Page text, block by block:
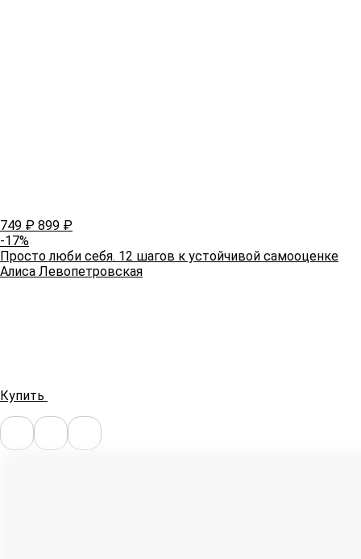
749 ₽ 899 ₽
-17%
Просто люби себя. 12 шагов к устойчивой самооценке
Алиса Левопетровская
Купить